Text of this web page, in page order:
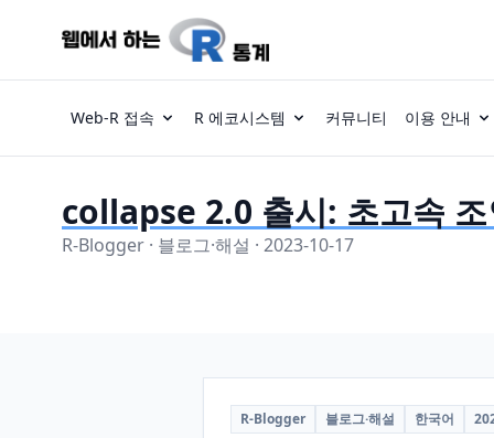
Web-R 접속 R 에코시스템 커뮤니티 이용 안내
collapse 2.0 출시: 초고속
R-Blogger · 블로그·해설 · 2023-10-17
R-Blogger 블로그·해설 한국어